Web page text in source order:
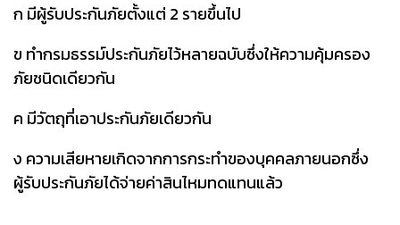
ก มีผู้รับประกันภัยตั้งแต่ 2 รายขึ้นไป
ข ทํากรมธรรม์ประกันภัยไว้หลายฉบับซึ่งให้ความคุ้มครอง
ภัยชนิดเดียวกัน
ค มีวัตถุที่เอาประกันภัยเดียวกัน
ง ความเสียหายเกิดจากการกระทำของบุคคลภายนอกซึ่ง
ผู้รับประกันภัยได้จ่ายค่าสินไหมทดแทนแล้ว